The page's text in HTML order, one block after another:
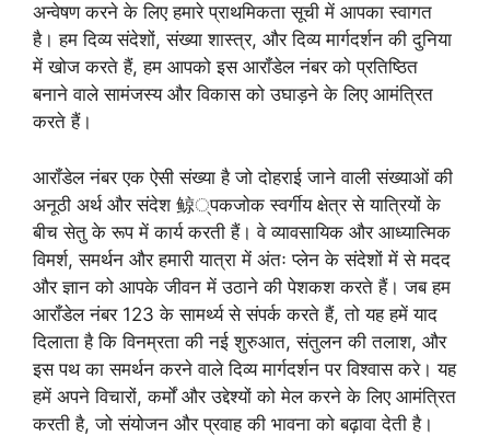
अन्वेषण करने के लिए हमारे प्राथमिकता सूची में आपका स्वागत
है। हम दिव्य संदेशों, संख्या शास्त्र, और दिव्य मार्गदर्शन की दुनिया
में खोज करते हैं, हम आपको इस आरॉंडेल नंबर को प्रतिष्ठित
बनाने वाले सामंजस्य और विकास को उघाड़ने के लिए आमंत्रित
करते हैं।
आरॉंडेल नंबर एक ऐसी संख्या है जो दोहराई जाने वाली संख्याओं की
अनूठी अर्थ और संदेश 鲸्पकजोक स्वर्गीय क्षेत्र से यात्रियों के
बीच सेतु के रूप में कार्य करती हैं। वे व्यावसायिक और आध्यात्मिक
विमर्श, समर्थन और हमारी यात्रा में अंतः प्लेन के संदेशों में से मदद
और ज्ञान को आपके जीवन में उठाने की पेशकश करते हैं। जब हम
आरॉंडेल नंबर 123 के सामर्थ्य से संपर्क करते हैं, तो यह हमें याद
दिलाता है कि विनम्रता की नई शुरुआत, संतुलन की तलाश, और
इस पथ का समर्थन करने वाले दिव्य मार्गदर्शन पर विश्वास करे। यह
हमें अपने विचारों, कर्मों और उद्देश्यों को मेल करने के लिए आमंत्रित
करती है, जो संयोजन और प्रवाह की भावना को बढ़ावा देती है।